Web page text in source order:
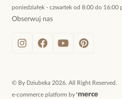
poniedziałek - czwartek od 8:00 do 16:00
Obserwuj nas
© By Dziubeka 2026. All Right Reserved.
e-commerce platform by